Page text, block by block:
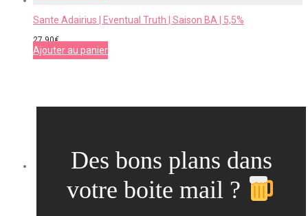
Sante Adairius | Eventual Truth | Saison BA | 5,5%
27,90€
Ajouter au panier
Des bons plans dans
votre boite mail ?